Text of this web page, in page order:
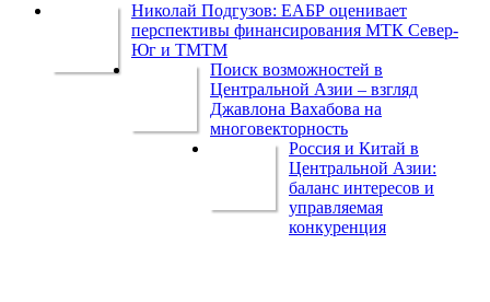
Николай Подгузов: ЕАБР оценивает
перспективы финансирования МТК Север-
Юг и ТМТМ
Поиск возможностей в
Центральной Азии – взгляд
Джавлона Вахабова на
многовекторность
Россия и Китай в
Центральной Азии:
баланс интересов и
управляемая
конкуренция